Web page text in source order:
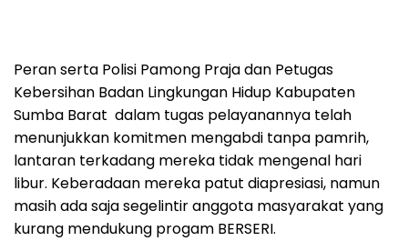
Peran serta Polisi Pamong Praja dan Petugas
Kebersihan Badan Lingkungan Hidup Kabupaten
Sumba Barat dalam tugas pelayanannya telah
menunjukkan komitmen mengabdi tanpa pamrih,
lantaran terkadang mereka tidak mengenal hari
libur. Keberadaan mereka patut diapresiasi, namun
masih ada saja segelintir anggota masyarakat yang
kurang mendukung progam BERSERI.